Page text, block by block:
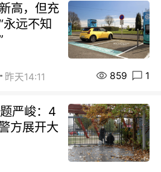
高，但充
永远不知
昨天14:11 859 1
严峻：4
方展开大